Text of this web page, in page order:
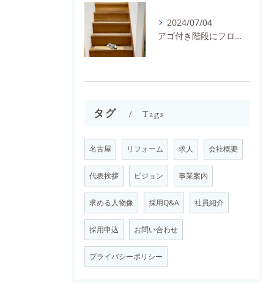
2024/07/04
アゴ付き階段にフロアタイルとノンスリップを施工しました。
タグ Tags
名古屋 リフォーム 求人 会社概要
代表挨拶 ビジョン 事業案内
求める人物像 採用Q&A 社員紹介
採用申込 お問い合わせ
プライバシーポリシー